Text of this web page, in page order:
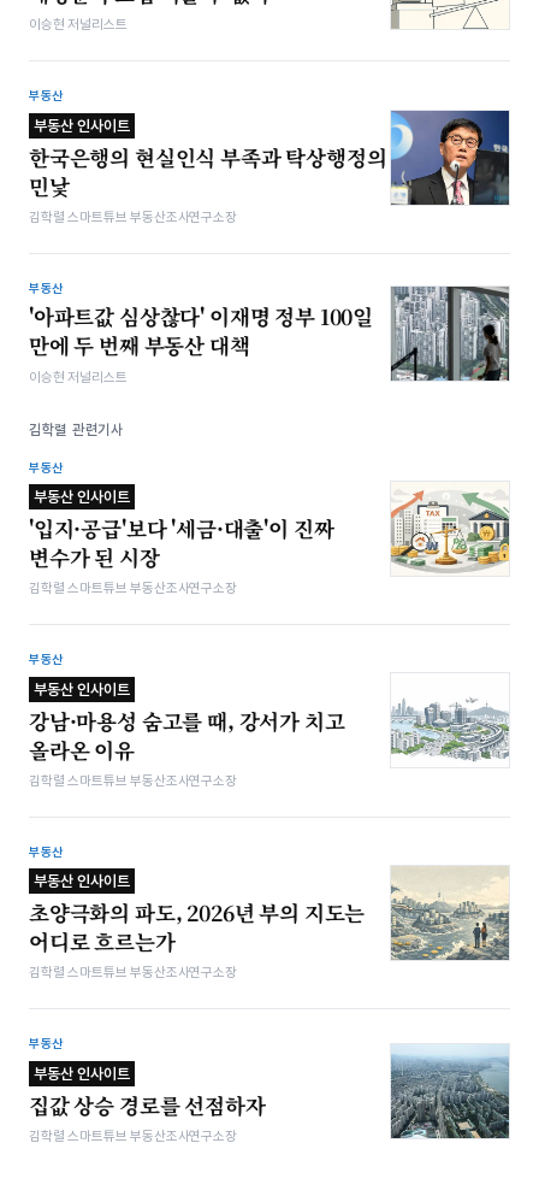
이승현 저널리스트
부동산
부동산 인사이트
한국은행의 현실인식 부족과 탁상행정의
민낯
김학렬 스마트튜브 부동산조사연구소장
부동산
'아파트값 심상찮다' 이재명 정부 100일
만에 두 번째 부동산 대책
이승현 저널리스트
김학렬 관련기사
부동산
부동산 인사이트
'입지·공급'보다 '세금·대출'이 진짜
변수가 된 시장
김학렬 스마트튜브 부동산조사연구소장
부동산
부동산 인사이트
강남·마용성 숨고를 때, 강서가 치고
올라온 이유
김학렬 스마트튜브 부동산조사연구소장
부동산
부동산 인사이트
초양극화의 파도, 2026년 부의 지도는
어디로 흐르는가
김학렬 스마트튜브 부동산조사연구소장
부동산
부동산 인사이트
집값 상승 경로를 선점하자
김학렬 스마트튜브 부동산조사연구소장